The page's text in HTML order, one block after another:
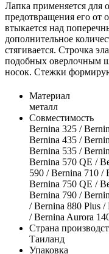
Лапка применяется для
предотвращения eго от
втыкается над
дополнительное
стягивается. Строчка
подобных оверлочным
носок. Стежки
Материал
металл
Совместимость
Bernina 325 /
Bernina 435 /
Bernina 535 /
Bernina 570 QE /
590 / Bernina 710 /
Bernina 750 QE /
Bernina 790 /
/ Bernina 880 Plus
/ Bernina Aurora
Страна
Таиланд
Упаковка